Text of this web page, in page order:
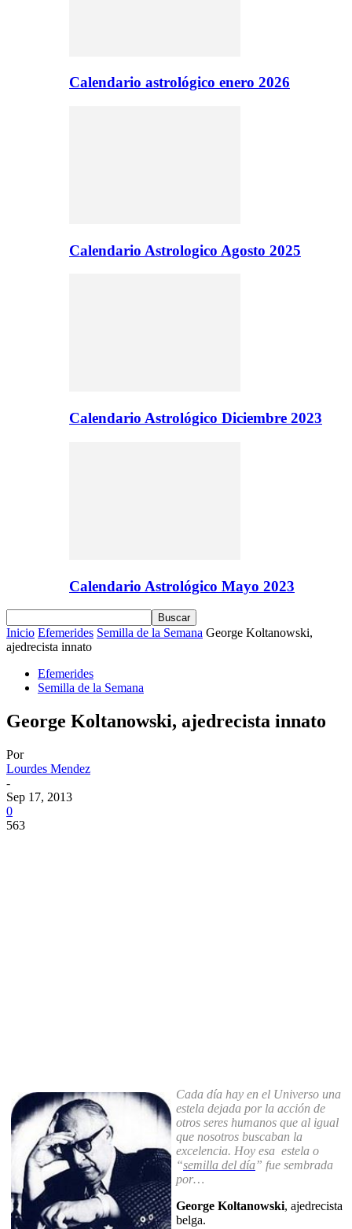
Calendario astrológico enero 2026
Calendario Astrologico Agosto 2025
Calendario Astrológico Diciembre 2023
Calendario Astrológico Mayo 2023
Inicio Efemerides Semilla de la Semana George Koltanowski,
ajedrecista innato
Efemerides
Semilla de la Semana
George Koltanowski, ajedrecista innato
Por
Lourdes Mendez
-
Sep 17, 2013
0
563
Cada día hay en el Universo una
estela dejada por la acción de
otros seres humanos que al igual
que nosotros buscaban la
excelencia. Hoy esa estela o
“semilla del día” fue sembrada
por…
George Koltanowski, ajedrecista
belga.